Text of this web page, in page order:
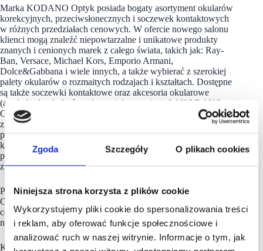
Zgoda Szczegóły O plikach cookies
Niniejsza strona korzysta z plików cookie
Wykorzystujemy pliki cookie do spersonalizowania treści
i reklam, aby oferować funkcje społecznościowe i
analizować ruch w naszej witrynie. Informacje o tym, jak
Marka KODANO Optyk posiada bogaty asortyment okularów
korekcyjnych, przeciwsłonecznych i soczewek kontaktowych
w różnych przedziałach cenowych. W ofercie nowego salonu
klienci mogą znaleźć niepowtarzalne i unikatowe produkty
znanych i cenionych marek z całego świata, takich jak: Ray-
Ban, Versace, Michael Kors, Emporio Armani,
Dolce&Gabbana i wiele innych, a także wybierać z szerokiej
palety okularów o rozmaitych rodzajach i kształtach. Dostępne
są także soczewki kontaktowe oraz akcesoria okularowe
(artykuły do okularów, płyny pielęgnacyjne). W KODANO
Optyk można również wykonać badanie wzorku i skorzystać
z porad profesjonalnych doradców klienta, którzy chętnie
pomogą w wyborze okularów dopasowanych do potrzeb
klienta. Marka z okazji otwarcia nowego salonu w Libero
przygotowała liczne promocje i konkursy we współpracy
z galerią.
Pierwszy salon KODANO Optyk został otwarty w 2016 roku.
Obecnie marka posiada 59 sklepów stacjonarnych na terenie
całej Polski. Salon w Libero jest drugim punktem marki
na handlowej mapie Katowic.
KODANO Optyk to kolejna marka, która w ostatnim czasie